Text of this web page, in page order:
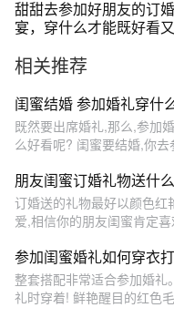
甜甜去参加好朋友的订婚
宴，穿什么才能既好看
相关推荐
闺蜜结婚 参加婚礼穿什
既然要出席婚礼,那么,参加
么好看呢? 闺蜜要结婚,你
朋友闺蜜订婚礼物送什
订婚送的礼物最好以颜色
爱,相信你的朋友闺蜜肯定
参加闺蜜婚礼如何穿衣打
整套搭配非常适合参加婚
礼时穿着! 鲜艳醒目的红色